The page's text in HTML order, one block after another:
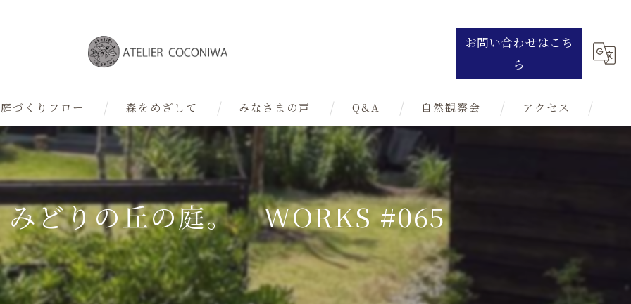
お問い合わせはこち
ら
庭づくりフロー
ザイナー
森をめざして みなさまの声 Q&A 自然観察会 アクセス
みどりの丘の庭。 WORKS #065